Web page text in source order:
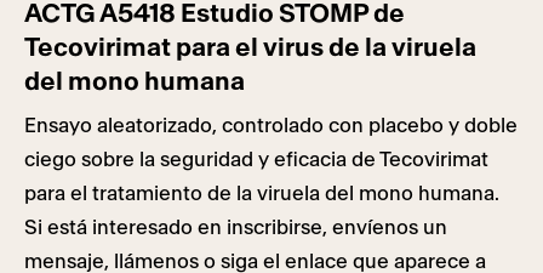
ACTG A5418 Estudio STOMP de
Tecovirimat para el virus de la viruela
del mono humana
Ensayo aleatorizado, controlado con placebo y doble
ciego sobre la seguridad y eficacia de Tecovirimat
para el tratamiento de la viruela del mono humana.
Si está interesado en inscribirse, envíenos un
mensaje, llámenos o siga el enlace que aparece a